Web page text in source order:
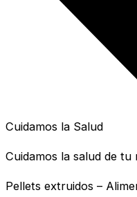
Cuidamos la Salud
Cuidamos la salud de
Pellets extruidos –